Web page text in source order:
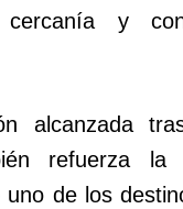
cercanía y
alcanzada
refuerza la
uno de los